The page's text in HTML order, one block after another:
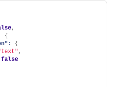
,
{
{
,
false